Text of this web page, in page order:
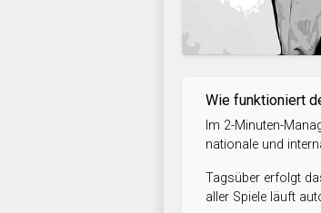
Wie funktioniert
Im 2-Minuten-
nationale und
Tagsüber erfolgt
aller Spiele läuft